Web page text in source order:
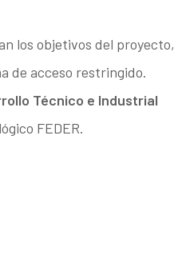
los objetivos del proyecto,
de acceso restringido.
Técnico e Industrial
FEDER.